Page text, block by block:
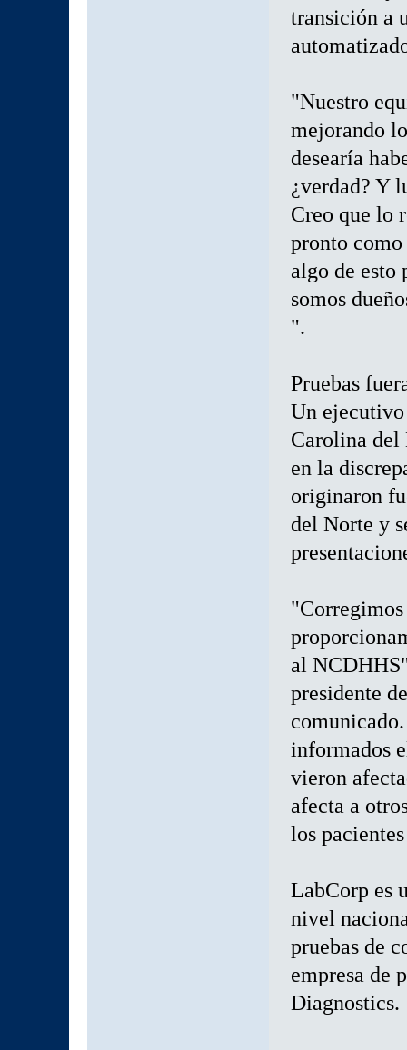
transición a
"Nuestro
mejorando
desearía
¿verdad? Y
Creo que lo
pronto
algo de esto
somos
".
Pruebas
Un ejecutivo
Carolina del
en la
originaron
del Norte y
al
presidente
informados
vieron
afecta a
los
LabCorp es
nivel
pruebas de
empresa de
Diagnostics.